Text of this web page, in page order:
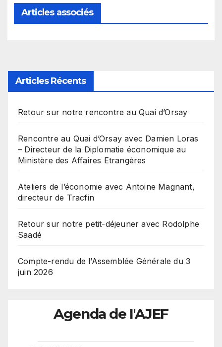
Articles associés
Articles Récents
Retour sur notre rencontre au Quai d’Orsay
Rencontre au Quai d’Orsay avec Damien Loras
– Directeur de la Diplomatie économique au
Ministère des Affaires Etrangères
Ateliers de l’économie avec Antoine Magnant,
directeur de Tracfin
Retour sur notre petit-déjeuner avec Rodolphe
Saadé
Compte-rendu de l’Assemblée Générale du 3
juin 2026
Agenda de l'AJEF